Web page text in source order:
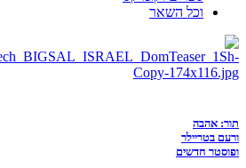
וכל השאר
תור: אהבה
ורעם בטריילר
ופוסטר חדשים